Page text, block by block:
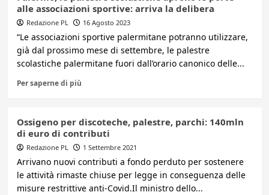
alle associazioni sportive: arriva la delibera
Redazione PL 16 Agosto 2023
“Le associazioni sportive palermitane potranno utilizzare,
già dal prossimo mese di settembre, le palestre
scolastiche palermitane fuori dall’orario canonico delle...
Per saperne di più
Ossigeno per discoteche, palestre, parchi: 140mln
di euro di contributi
Redazione PL 1 Settembre 2021
Arrivano nuovi contributi a fondo perduto per sostenere
le attività rimaste chiuse per legge in conseguenza delle
misure restrittive anti-Covid.Il ministro dello...